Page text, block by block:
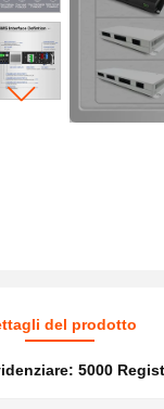
del prodotto
5000